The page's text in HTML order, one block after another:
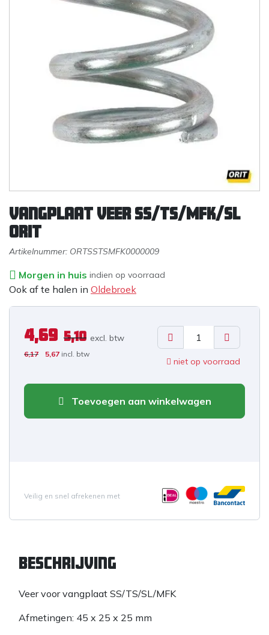
Vangplaat veer SS/TS/MFK/SL
ORIT
Artikelnummer: ORTSSTSMFK0000009
Morgen in huis indien op voorraad
Ook af te halen in Oldebroek
4,69 5,10 excl. btw
6,17 5,67 incl. btw
niet op voorraad
Toevoegen aan winkelwagen
Veilig en snel afrekenen met
Beschrijving
Veer voor vangplaat SS/TS/SL/MFK
Afmetingen: 45 x 25 x 25 mm